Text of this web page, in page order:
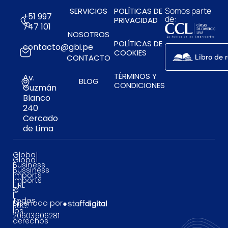
+51 997
747 101
contacto@gbi.pe
Av.
Guzmán
Blanco
240
Cercado
de Lima
SERVICIOS
NOSOTROS
CONTACTO
BLOG
POLÍTICAS DE
PRIVACIDAD
POLÍTICAS DE
COOKIES
TÉRMINOS Y
CONDICIONES
Somos parte
de:
Libro de
Global
Business
Imports
EIRL
|
RUC:
20603606281
Global
Bussiness
Imports
©
Todos
los
derechos
Diseñado por